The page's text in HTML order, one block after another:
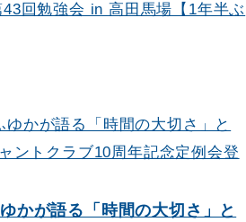
回勉強会 in 高田馬場【1年半ぶ
かが語る「時間の大切さ」と